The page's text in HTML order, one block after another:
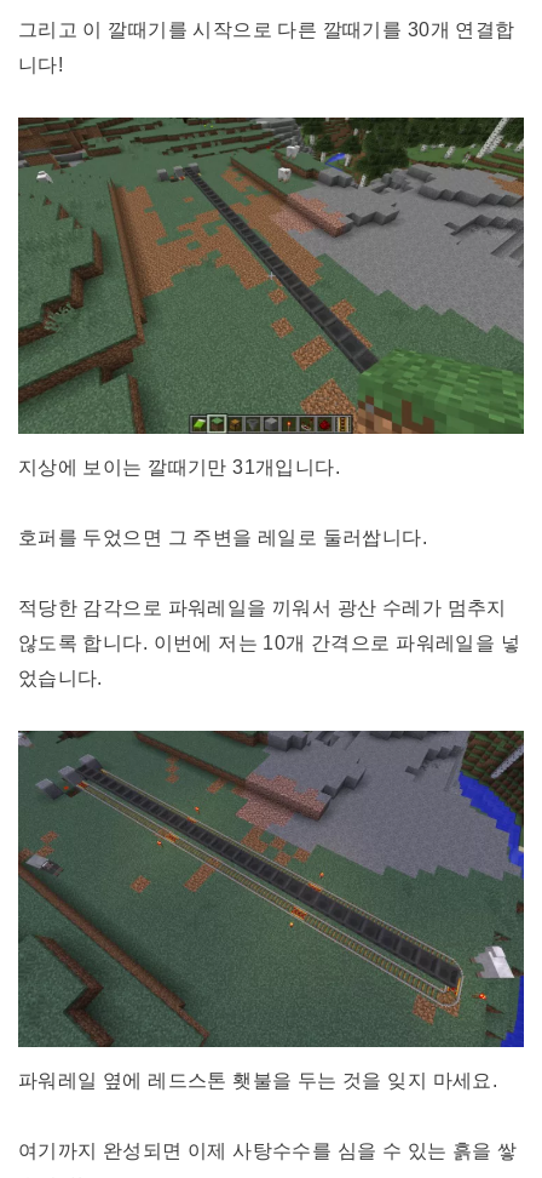
그리고 이 깔때기를 시작으로 다른 깔때기를 30개 연결합
니다!
지상에 보이는 깔때기만 31개입니다.
호퍼를 두었으면 그 주변을 레일로 둘러쌉니다.
적당한 감각으로 파워레일을 끼워서 광산 수레가 멈추지
않도록 합니다. 이번에 저는 10개 간격으로 파워레일을 넣
었습니다.
파워레일 옆에 레드스톤 횃불을 두는 것을 잊지 마세요.
여기까지 완성되면 이제 사탕수수를 심을 수 있는 흙을 쌓